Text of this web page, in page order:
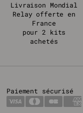
Livraison Mondial
Relay offerte en
France
pour 2 kits
achetés
Paiement sécurisé